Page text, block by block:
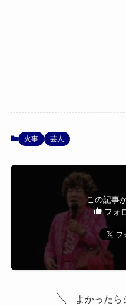
火事 芸人
この記事
フォ
よかったら